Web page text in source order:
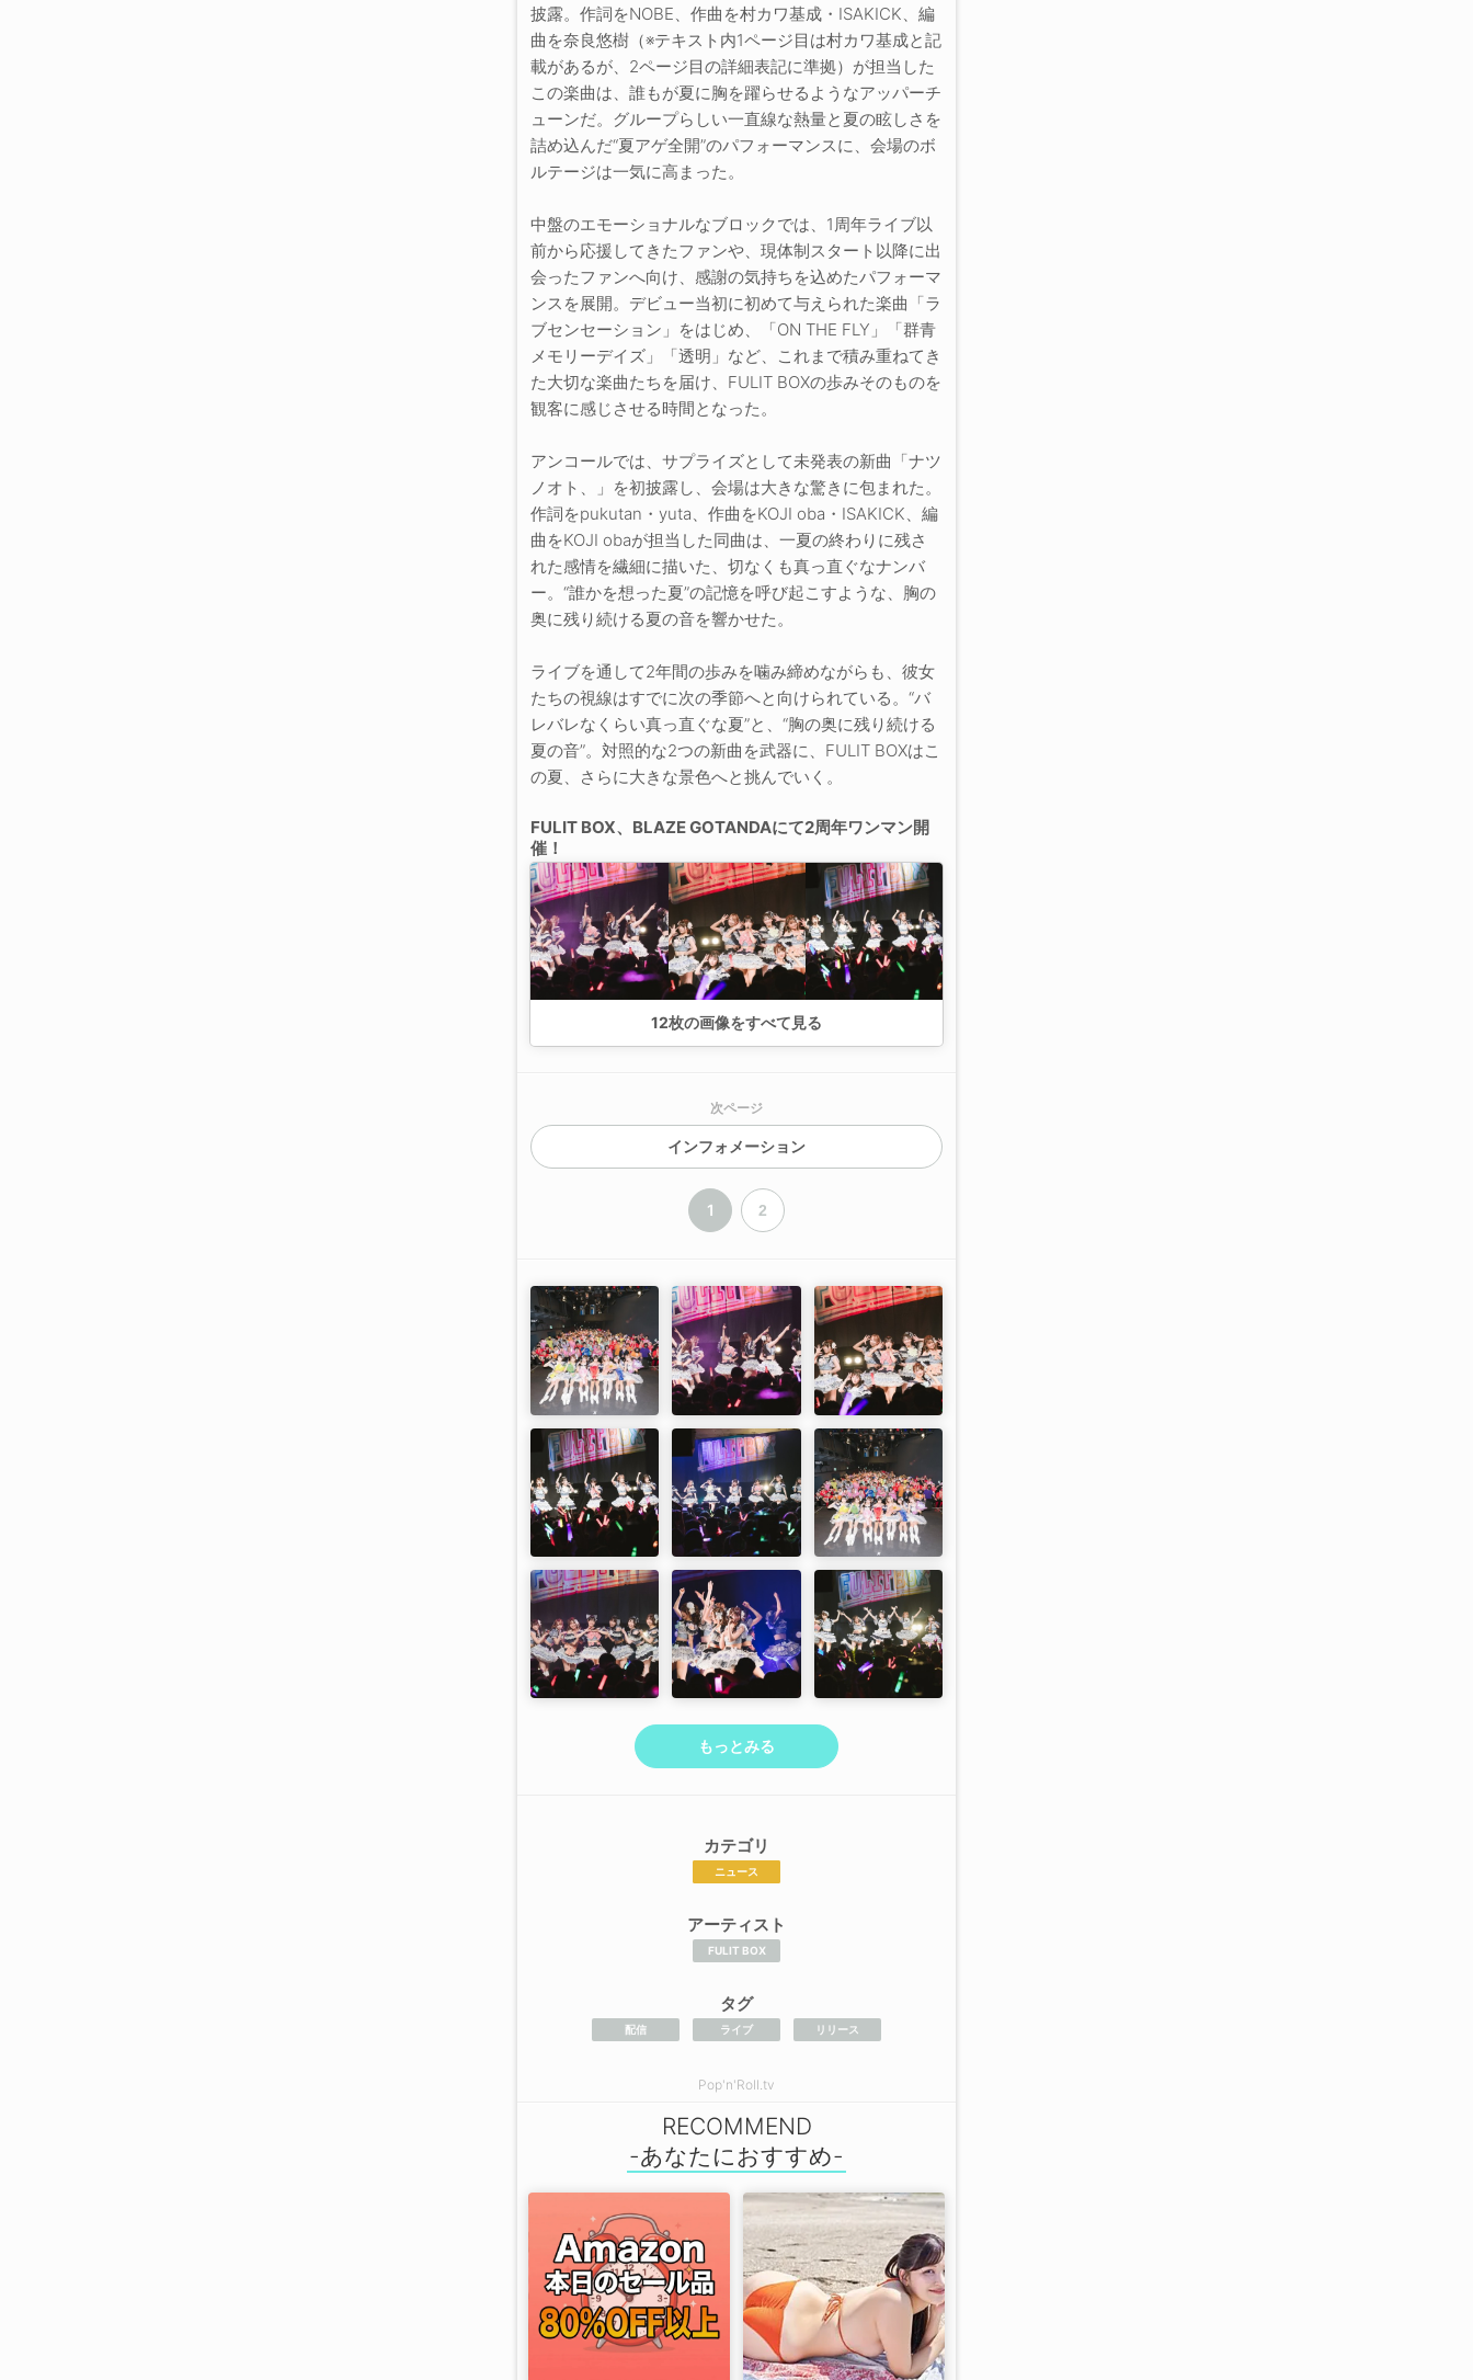
披露。作詞をNOBE、作曲を村カワ基成・ISAKICK、編
曲を奈良悠樹（※テキスト内1ページ目は村カワ基成と記
載があるが、2ページ目の詳細表記に準拠）が担当した
この楽曲は、誰もが夏に胸を躍らせるようなアッパーチ
ューンだ。グループらしい一直線な熱量と夏の眩しさを
詰め込んだ“夏アゲ全開”のパフォーマンスに、会場のボ
ルテージは一気に高まった。
中盤のエモーショナルなブロックでは、1周年ライブ以
前から応援してきたファンや、現体制スタート以降に出
会ったファンへ向け、感謝の気持ちを込めたパフォーマ
ンスを展開。デビュー当初に初めて与えられた楽曲「ラ
ブセンセーション」をはじめ、「ON THE FLY」「群青
メモリーデイズ」「透明」など、これまで積み重ねてき
た大切な楽曲たちを届け、FULIT BOXの歩みそのものを
観客に感じさせる時間となった。
アンコールでは、サプライズとして未発表の新曲「ナツ
ノオト、」を初披露し、会場は大きな驚きに包まれた。
作詞をpukutan・yuta、作曲をKOJI oba・ISAKICK、編
曲をKOJI obaが担当した同曲は、一夏の終わりに残さ
れた感情を繊細に描いた、切なくも真っ直ぐなナンバ
ー。“誰かを想った夏”の記憶を呼び起こすような、胸の
奥に残り続ける夏の音を響かせた。
ライブを通して2年間の歩みを噛み締めながらも、彼女
たちの視線はすでに次の季節へと向けられている。“バ
レバレなくらい真っ直ぐな夏”と、“胸の奥に残り続ける
夏の音”。対照的な2つの新曲を武器に、FULIT BOXはこ
の夏、さらに大きな景色へと挑んでいく。
FULIT BOX、BLAZE GOTANDAにて2周年ワンマン開
催！
12枚の画像をすべて見る
次ページ
インフォメーション
1 2
もっとみる
カテゴリ
ニュース
アーティスト
FULIT BOX
タグ
配信 ライブ リリース
Pop'n'Roll.tv
RECOMMEND